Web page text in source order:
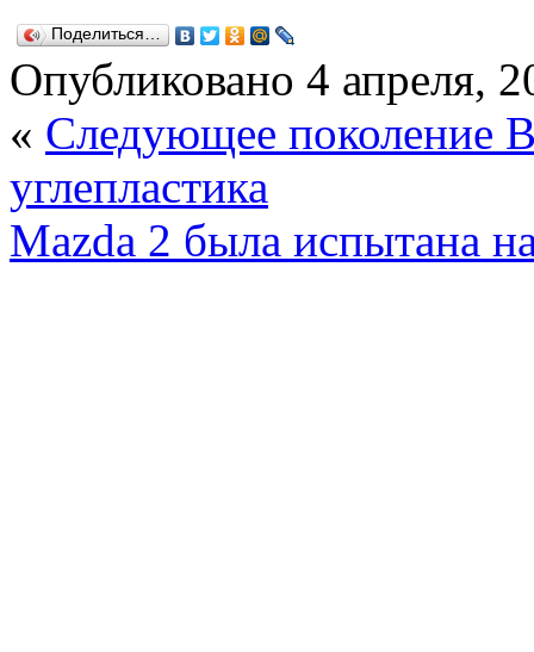
Поделиться…
Опубликовано 4 апреля,
« Следующее поколение
углепластика
Mazda 2 была испытана